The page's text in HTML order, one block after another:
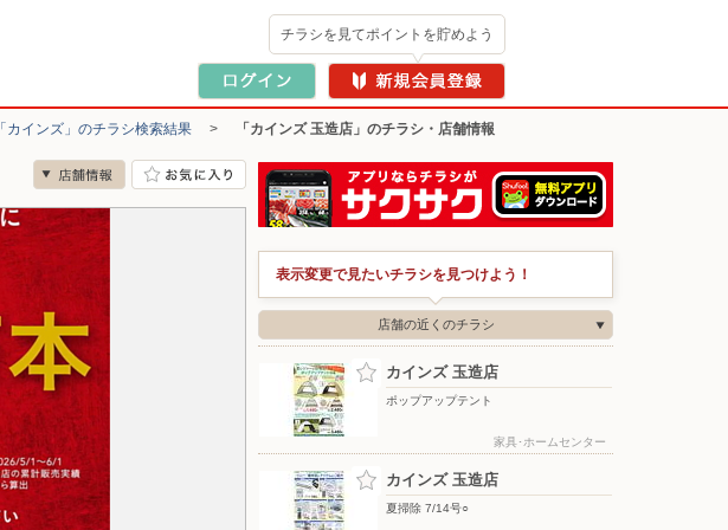
チラシを見てポイントを貯めよう
「カインズ」のチラシ検索結果 > 「カインズ 玉造店」のチラシ・店舗情報
表示変更で見たいチラシを見つけよう！
店舗の近くのチラシ
カインズ 玉造店
ポップアップテント
家具･ホームセンター
カインズ 玉造店
夏掃除 7/14号○